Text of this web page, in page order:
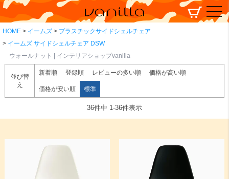
HOME イームズ
プラスチックサイドシェルチェア
イームズ サイドシェルチェア DSW
ウォールナット | インテリアショップvanilla
並び替
え
新着順 登録順 レビューの多い順 価格が高い順
価格が安い順 標準
36件中 1-36件表示